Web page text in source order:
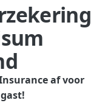
af voor